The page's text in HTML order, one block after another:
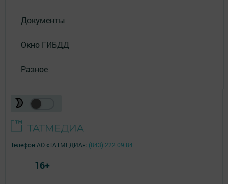
Документы
Окно ГИБДД
Разное
Телефон АО «ТАТМЕДИА»: (843) 222 09 84
16+